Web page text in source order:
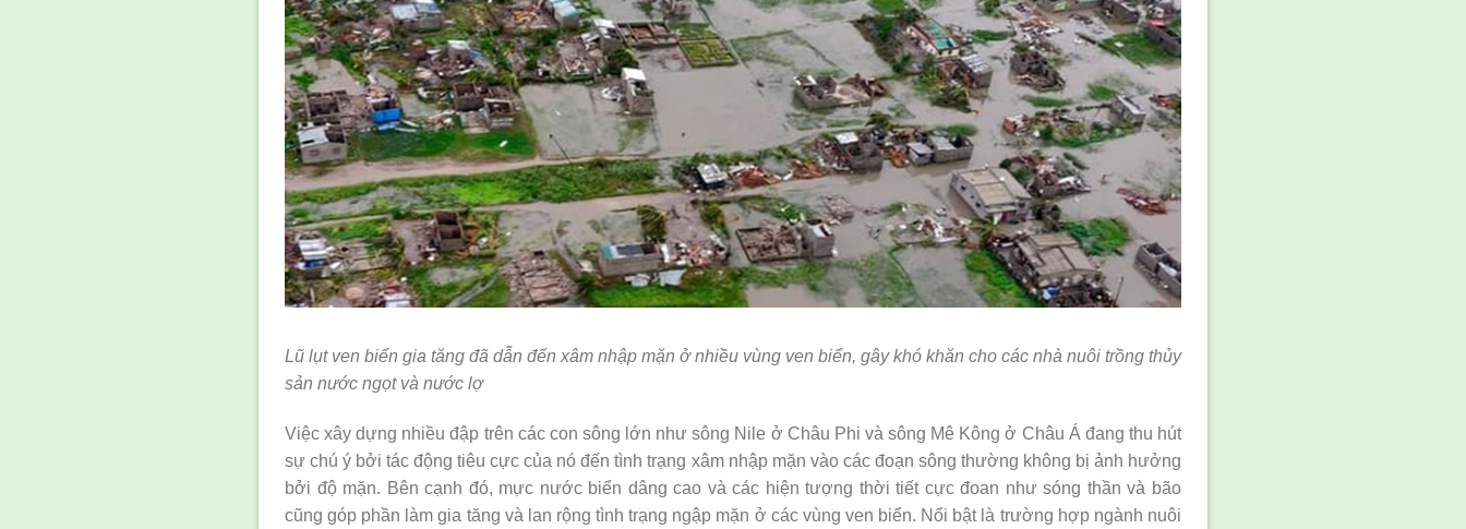
Lũ lụt ven biển gia tăng đã dẫn đến xâm nhập mặn ở nhiều vùng ven biển, gây khó khăn cho các nhà nuôi trồng thủy
sản nước ngọt và nước lợ
Việc xây dựng nhiều đập trên các con sông lớn như sông Nile ở Châu Phi và sông Mê Kông ở Châu Á đang thu hút
sự chú ý bởi tác động tiêu cực của nó đến tình trạng xâm nhập mặn vào các đoạn sông thường không bị ảnh hưởng
bởi độ mặn. Bên cạnh đó, mực nước biển dâng cao và các hiện tượng thời tiết cực đoan như sóng thần và bão
cũng góp phần làm gia tăng và lan rộng tình trạng ngập mặn ở các vùng ven biển. Nổi bật là trường hợp ngành nuôi